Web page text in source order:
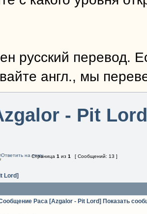
русский перевод.
англ., мы
- Pit
Страница 1 из 1
[ Сообщений: 13 ]
Lord]
Раса [Azgalor - Pit Lord] Показать